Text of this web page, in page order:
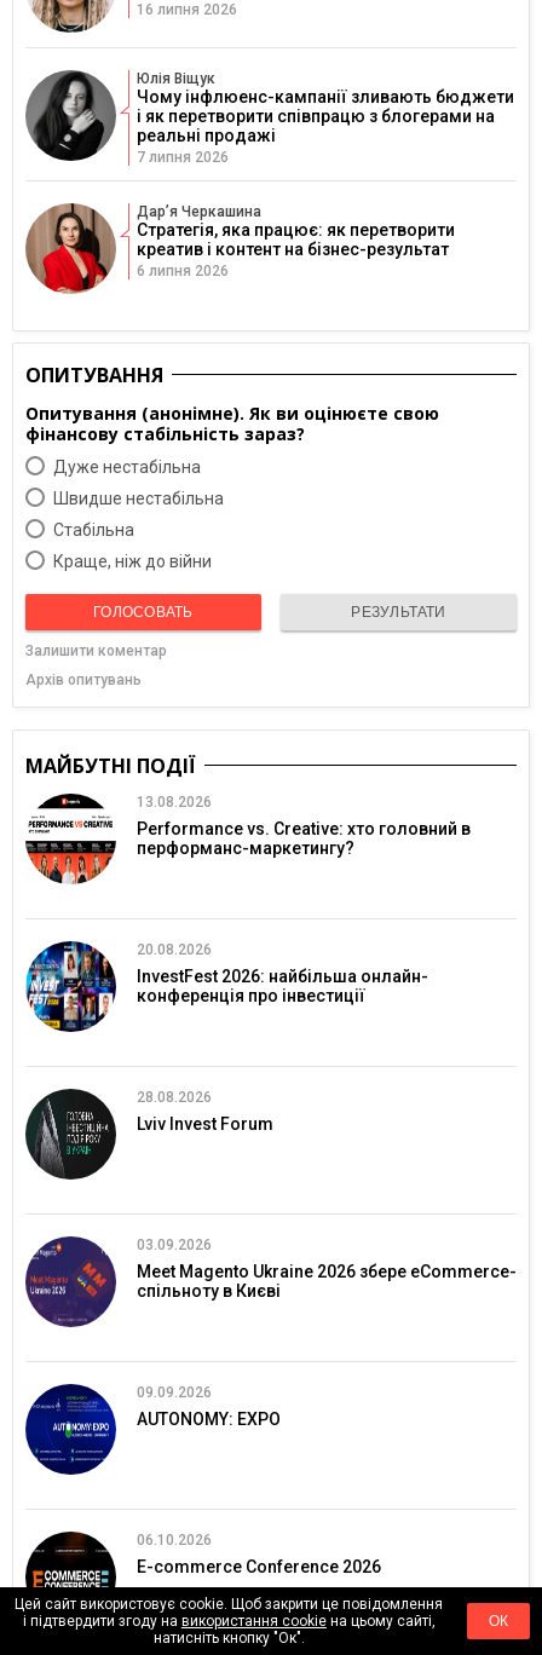
16 липня 2026
Юлія Віщук
Чому інфлюенс-кампанії зливають бюджети
і як перетворити співпрацю з блогерами на
реальні продажі
7 липня 2026
Дарʼя Черкашина
Стратегія, яка працює: як перетворити
креатив і контент на бізнес-результат
6 липня 2026
ОПИТУВАННЯ
Опитування (анонімне). Як ви оцінюєте свою
фінансову стабільність зараз?
Дуже нестабільна
Швидше нестабільна
Cтабільна
Краще, ніж до війни
ГОЛОСОВАТЬ РЕЗУЛЬТАТИ
Залишити коментар
Архів опитувань
МАЙБУТНІ ПОДІЇ
13.08.2026
Performance vs. Creative: хто головний в
перформанс-маркетингу?
20.08.2026
InvestFest 2026: найбільша онлайн-
конференція про інвестиції
28.08.2026
Lviv Invest Forum
03.09.2026
Meet Magento Ukraine 2026 збере eCommerce-
спільноту в Києві
09.09.2026
AUTONOMY: EXPO
06.10.2026
E-commerce Conference 2026
Цей сайт використовує cookie. Щоб закрити це повідомлення
і підтвердити згоду на використання cookieна цьому сайті,
натисніть кнопку "Ок".
ОК